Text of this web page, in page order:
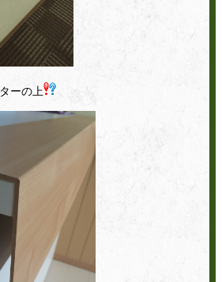
の上